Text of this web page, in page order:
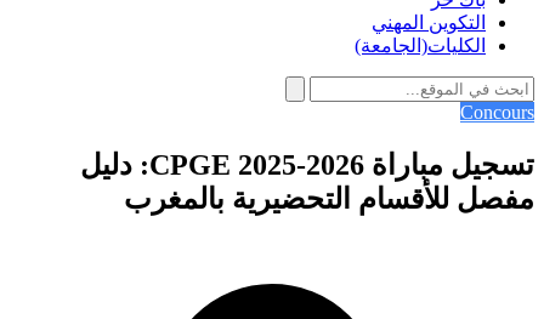
التكوين المهني
الكليات(الجامعة)
Concours
تسجيل مباراة CPGE 2025-2026: دليل
مفصل للأقسام التحضيرية بالمغرب